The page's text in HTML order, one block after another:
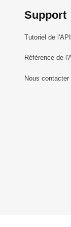
Support
Tutoriel de l'API
Référence de
Nous contacter